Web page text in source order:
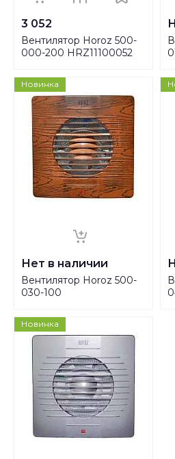
3 052
Вентилятор Horoz 500-
000-200 HRZ11100052
Новинка
Нет в наличии
Вентилятор Horoz 500-
030-100
Новинка